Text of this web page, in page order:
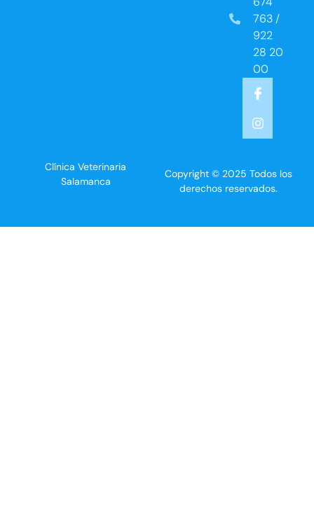
763 /
922
28 20
00
Clínica Veterinaria
Salamanca
Copyright © 2025 Todos los
derechos reservados.